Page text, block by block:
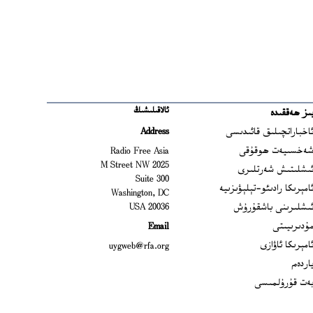
ھەققىدە
ئاخباراتچىلىق قائىدىسى
شەخسىيەت ھوقۇقى
ئىشلىتىش شەرتلىرى
ئامېرىكا رادىئو-تېلېۋىزىيە
ئىشلىرىنى باشقۇرۇش
مۇدىرىيىتى
ئامېرىكا ئاۋازى
ياردەم
بەت قۇرۇلمىسى
ئالاقىلىشىڭ
Address
Radio Free Asia
2025 M Street NW
Suite 300
Washington, DC
20036 USA
Email
uygweb@rfa.org